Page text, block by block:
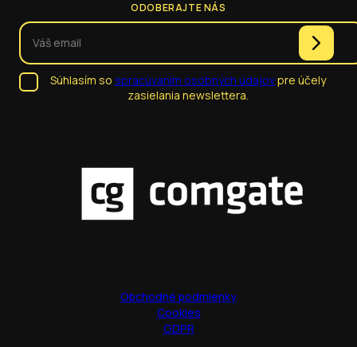
ODOBERAJTE NÁS
Súhlasím so spracúvaním osobných údajovpre účely
zasielania newslettera.
Obchodné podmienky
Cookies
GDPR